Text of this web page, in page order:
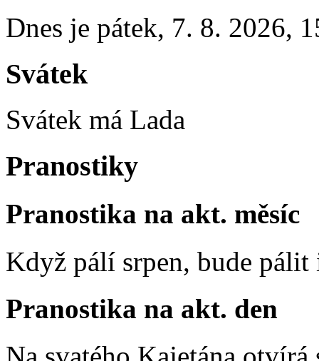
Dnes je pátek, 7. 8. 2026,
Svátek
Svátek má Lada
Pranostiky
Pranostika na akt. měsíc
Když pálí srpen, bude
Pranostika na akt. den